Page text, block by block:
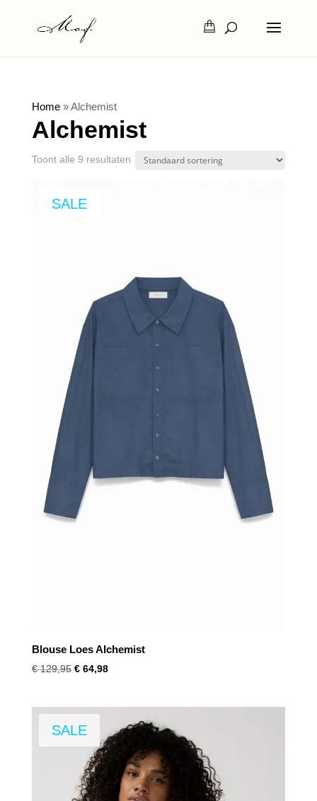
Home»Alchemist
Alchemist
Toont alle 9 resultaten
SALE
Blouse Loes Alchemist
€129,95 Oorspronkelijke
€ 129,95.
€64,98Huidige
SALE